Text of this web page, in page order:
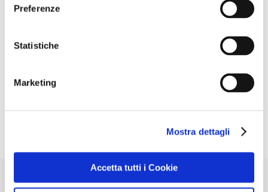
Preferenze
Statistiche
Marketing
Mostra dettagli
Accetta tutti i Cookie
17 Maggio 2016
Typography